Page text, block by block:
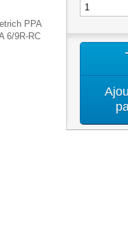
PPA
6/9R-RC